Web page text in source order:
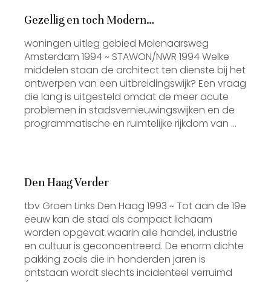
Gezellig en toch Modern…
woningen uitleg gebied Molenaarsweg
Amsterdam 1994 ~ STAWON/NWR 1994 Welke
middelen staan de architect ten dienste bij het
ontwerpen van een uitbreidingswijk? Een vraag
die lang is uitgesteld omdat de meer acute
problemen in stadsvernieuwingswijken en de
programmatische en ruimtelijke rijkdom van …
Den Haag Verder
tbv Groen Links Den Haag 1993 ~ Tot aan de 19e
eeuw kan de stad als compact lichaam
worden opgevat waarin alle handel, industrie
en cultuur is geconcentreerd. De enorm dichte
pakking zoals die in honderden jaren is
ontstaan wordt slechts incidenteel verruimd